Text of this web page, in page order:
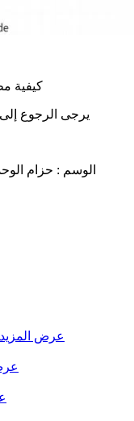
6.
يرجى الرجوع إلى
الوسم : حزام
عرض المزيد